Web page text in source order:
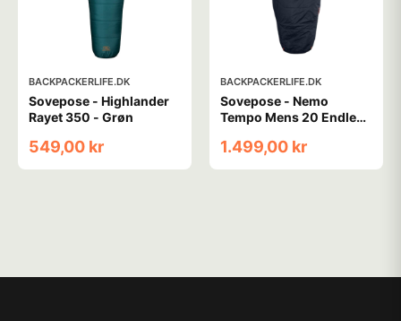
BACKPACKERLIFE.DK
Sovepose - Highlander
Rayet 350 - Grøn
549,00 kr
BACKPACKERLIFE.DK
Sovepose - Nemo
Tempo Mens 20 Endless
1.499,00 kr